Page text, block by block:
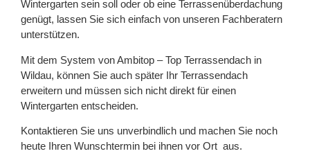
Wintergarten sein soll oder ob eine Terrassenüberdachung
genügt, lassen Sie sich einfach von unseren Fachberatern
unterstützen.
Mit dem System von Ambitop – Top Terrassendach in
Wildau, können Sie auch später Ihr Terrassendach
erweitern und müssen sich nicht direkt für einen
Wintergarten entscheiden.
Kontaktieren Sie uns unverbindlich und machen Sie noch
heute Ihren Wunschtermin bei ihnen vor Ort aus.